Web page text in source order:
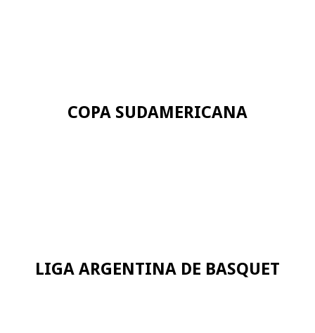
COPA SUDAMERICANA
LIGA ARGENTINA DE BASQUET